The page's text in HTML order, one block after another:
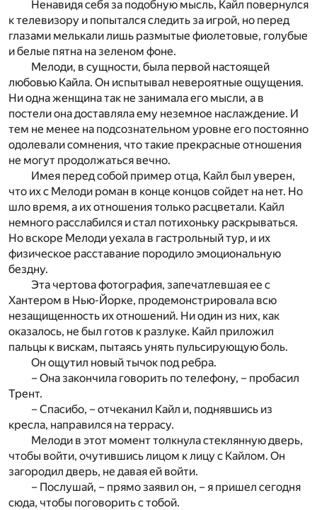
Ненавидя себя за подобную мысль, Кайл повернулся
к телевизору и попытался следить за игрой, но перед
глазами мелькали лишь размытые фиолетовые, голубые
и белые пятна на зеленом фоне.
Мелоди, в сущности, была первой настоящей
любовью Кайла. Он испытывал невероятные ощущения.
Ни одна женщина так не занимала его мысли, а в
постели она доставляла ему неземное наслаждение. И
тем не менее на подсознательном уровне его постоянно
одолевали сомнения, что такие прекрасные отношения
не могут продолжаться вечно.
Имея перед собой пример отца, Кайл был уверен,
что их с Мелоди роман в конце концов сойдет на нет. Но
шло время, а их отношения только расцветали. Кайл
немного расслабился и стал потихоньку раскрываться.
Но вскоре Мелоди уехала в гастрольный тур, и их
физическое расставание породило эмоциональную
бездну.
Эта чертова фотография, запечатлевшая ее с
Хантером в Нью-Йорке, продемонстрировала всю
незащищенность их отношений. Ни один из них, как
оказалось, не был готов к разлуке. Кайл приложил
пальцы к вискам, пытаясь унять пульсирующую боль.
Он ощутил новый тычок под ребра.
– Она закончила говорить по телефону, – пробасил
Трент.
– Спасибо, – отчеканил Кайл и, поднявшись из
кресла, направился на террасу.
Мелоди в этот момент толкнула стеклянную дверь,
чтобы войти, очутившись лицом к лицу с Кайлом. Он
загородил дверь, не давая ей войти.
– Послушай, – прямо заявил он, – я пришел сегодня
сюда, чтобы поговорить с тобой.